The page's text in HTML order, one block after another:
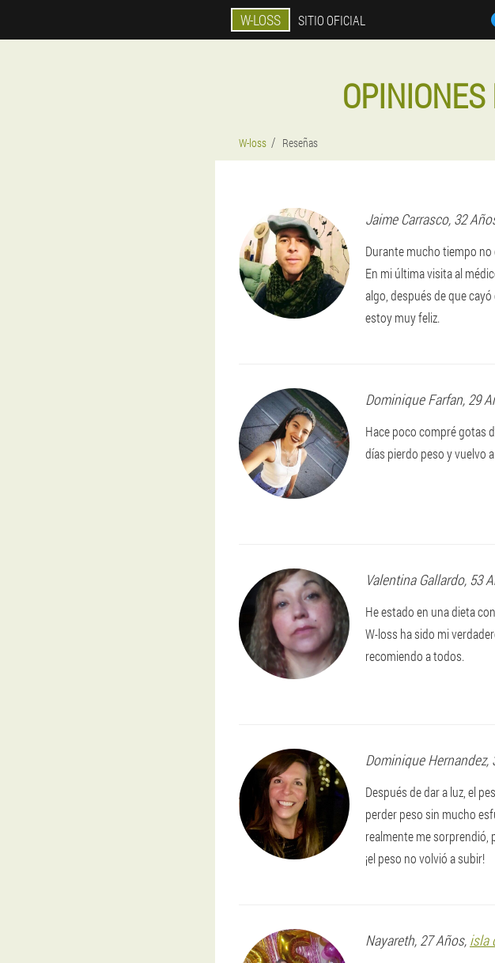
W-LOSS SITIO OFICIAL
OPINIONES
W-loss Reseñas
Jaime Carrasco, 32
Durante mucho tiempo
En mi última visita al
algo, después de que
estoy muy feliz.
Dominique Farfan, 29
Hace poco compré gotas
días pierdo peso y vuelvo
Valentina Gallardo, 53
He estado en una dieta
W-loss ha sido mi
recomiendo a todos.
Dominique Hernandez,
Después de dar a luz, el
perder peso sin mucho
realmente me sorprendió,
¡el peso no volvió a subir!
Nayareth, 27 Años, isla